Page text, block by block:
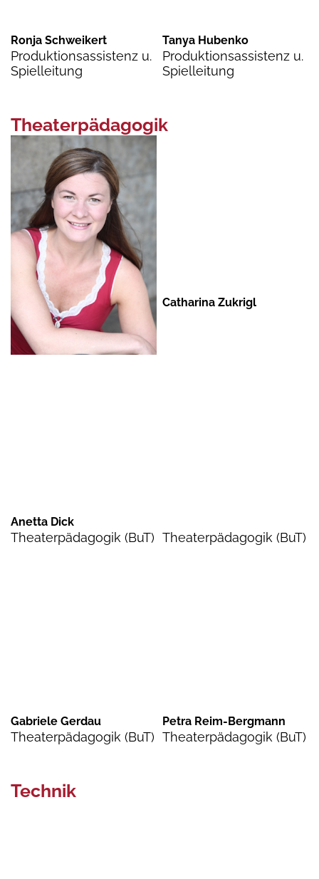
Produktionsassistenz u.
Spielleitung
Ronja Schweikert
Produktionsassistenz u.
Spielleitung
Tanya Hubenko
Theaterpädagogik
Theaterpädagogik (BuT)
Anetta Dick
Theaterpädagogik (BuT)
Catharina Zukrigl
Theaterpädagogik (BuT)
Gabriele Gerdau
Theaterpädagogik (BuT)
Petra Reim-Bergmann
Technik